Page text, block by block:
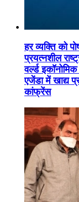
हर व्यक्ति को
प्रयत्नशील
वर्ल्ड
एजेंडा में खाद्य
कांफ्रेंस